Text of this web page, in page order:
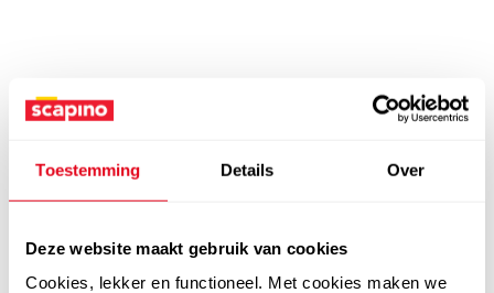
Toestemming Details Over
Deze website maakt gebruik van cookies
Cookies, lekker en functioneel. Met cookies maken we